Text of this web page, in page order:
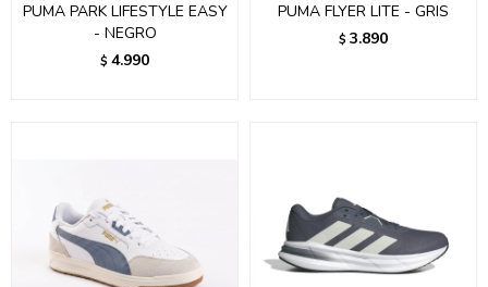
PUMA PARK LIFESTYLE EASY
- NEGRO
$ 4.990
PUMA FLYER LITE - GRIS
$ 3.890